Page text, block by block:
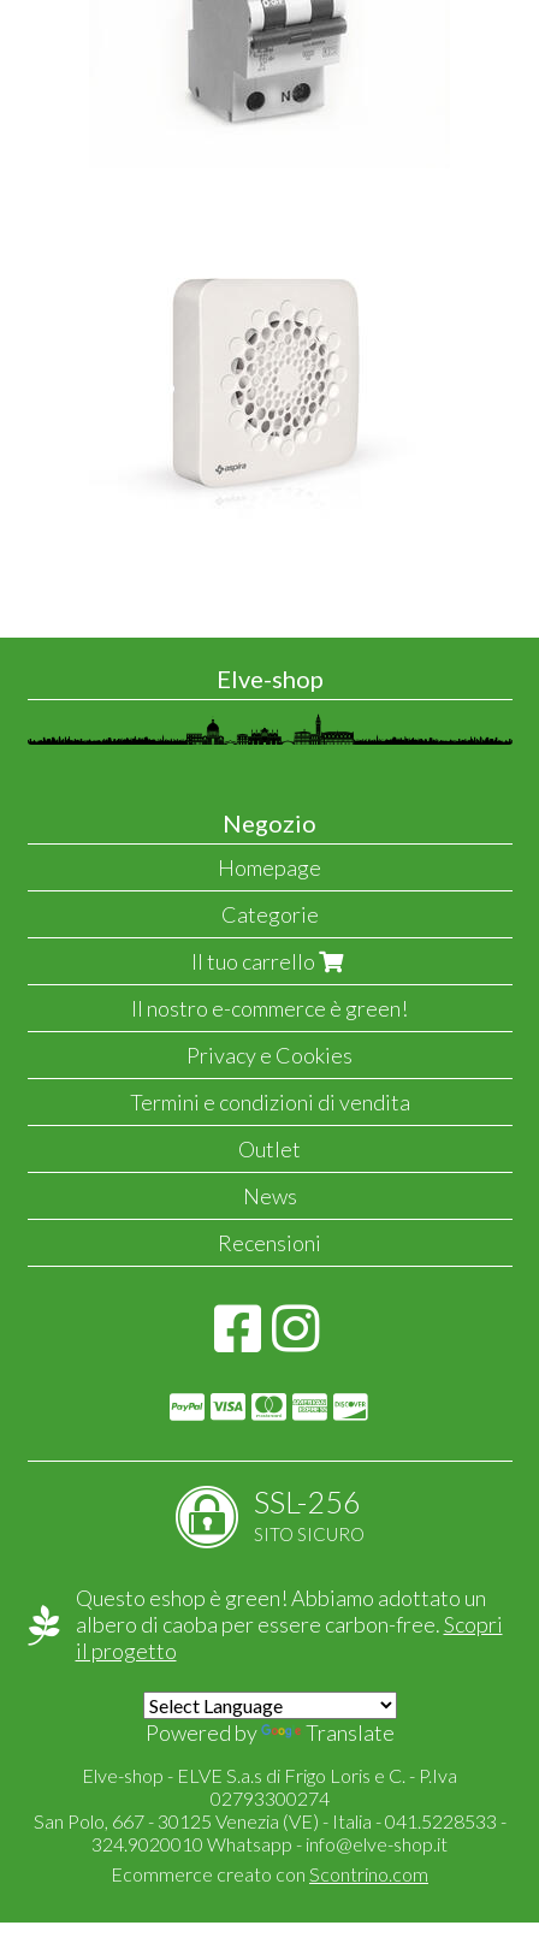
Elve-shop
Negozio
Homepage
Categorie
Il tuo carrello
Il nostro e-commerce è green!
Privacy e Cookies
Termini e condizioni di vendita
Outlet
News
Recensioni
SSL-256
SITO SICURO
Questo eshop è green! Abbiamo adottato un
albero di caoba per essere carbon-free.Scopri
il progetto
Powered by Translate
Elve-shop - ELVE S.a.s di Frigo Loris e C. - P.Iva
02793300274
San Polo, 667 - 30125 Venezia (VE) - Italia - 041.5228533 -
324.9020010 Whatsapp - info@elve-shop.it
Ecommerce creato con Scontrino.com